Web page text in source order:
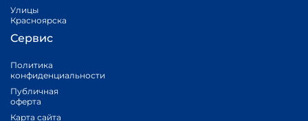
Улицы
Красноярска
Сервис
Политика
конфиденциальности
Публичная
оферта
Карта сайта